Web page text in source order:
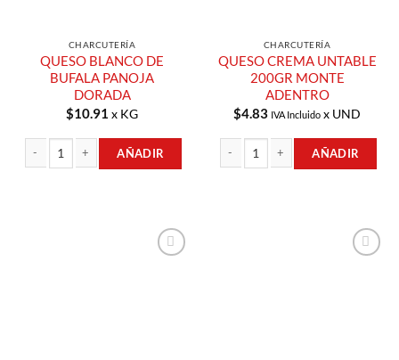
CHARCUTERÍA
QUESO BLANCO DE
BUFALA PANOJA
DORADA
$10.91 x KG
AÑADIR
CHARCUTERÍA
QUESO CREMA UNTABLE
200GR MONTE
ADENTRO
$4.83 IVA Incluido x UND
AÑADIR